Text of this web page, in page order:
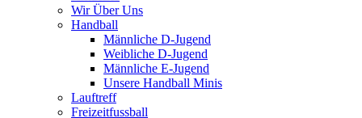
Wir Über Uns
Handball
Männliche D-Jugend
Weibliche D-Jugend
Männliche E-Jugend
Unsere Handball Minis
Lauftreff
Freizeitfussball